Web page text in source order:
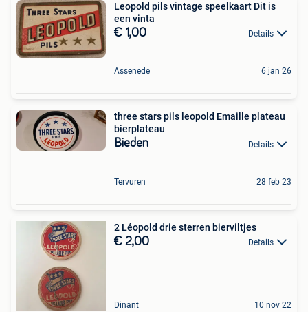
Leopold pils vintage speelkaart Dit is
een vinta
€ 1,00 Details
Assenede 6 jan 26
three stars pils leopold Emaille plateau
bierplateau
Bieden Details
Tervuren 28 feb 23
2 Léopold drie sterren bierviltjes
€ 2,00 Details
Dinant 10 nov 22